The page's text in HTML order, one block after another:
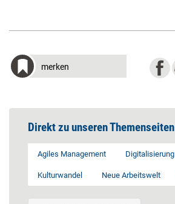
merken
Direkt zu unseren Themenseiten
Agiles Management Digitalisierung
Kulturwandel Neue Arbeitswelt